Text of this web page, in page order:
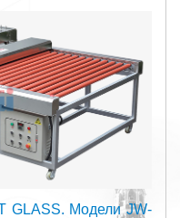
GLASS. Модели JW-